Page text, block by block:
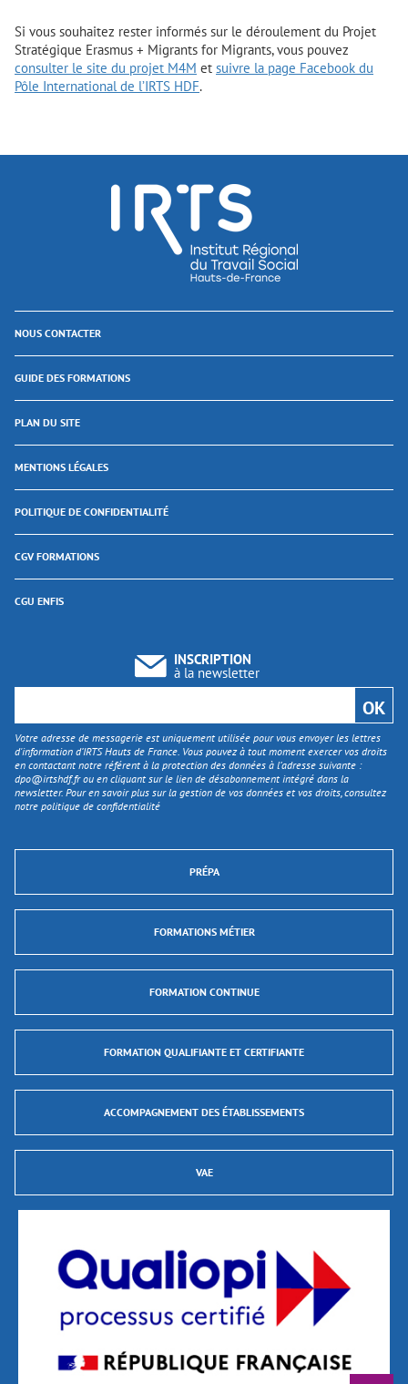
Si vous souhaitez rester informés sur le déroulement du Projet
Stratégique Erasmus + Migrants for Migrants, vous pouvez
consulter le site du projet M4M et suivre la page Facebook du
Pôle International de l’IRTS HDF.
NOUS CONTACTER
GUIDE DES FORMATIONS
PLAN DU SITE
MENTIONS LÉGALES
POLITIQUE DE CONFIDENTIALITÉ
CGV FORMATIONS
CGU ENFIS
INSCRIPTION
à la newsletter
Votre adresse de messagerie est uniquement utilisée pour vous envoyer les lettres
d'information d’IRTS Hauts de France. Vous pouvez à tout moment exercer vos droits
en contactant notre référent à la protection des données à l’adresse suivante :
dpo@irtshdf.frou en cliquant sur le lien de désabonnement intégré dans la
newsletter. Pour en savoir plus sur la gestion de vos données et vos droits, consultez
notre politique de confidentialité
PRÉPA
FORMATIONS MÉTIER
FORMATION CONTINUE
FORMATION QUALIFIANTE ET CERTIFIANTE
ACCOMPAGNEMENT DES ÉTABLISSEMENTS
VAE